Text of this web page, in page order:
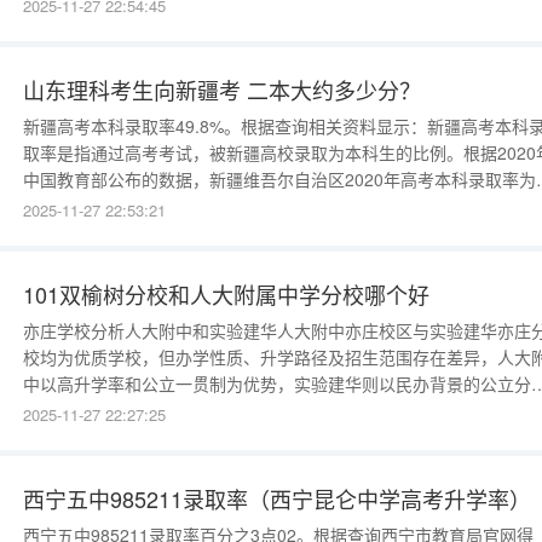
2025-11-27 22:54:45
山东理科考生向新疆考 二本大约多少分？
新疆高考本科录取率49.8%。根据查询相关资料显示：新疆高考本科
取率是指通过高考考试，被新疆高校录取为本科生的比例。根据2020
中国教育部公布的数据，新疆维吾尔自治区2020年高考本科录取率为
49.8%，(MISSING)比上一年上升了2.2个百分点。山东理科考生向新疆
2025-11-27 22:53:21
101双榆树分校和人大附属中学分校哪个好
亦庄学校分析人大附中和实验建华人大附中亦庄校区与实验建华亦庄
校均为优质学校，但办学性质、升学路径及招生范围存在差异，人大
中以高升学率和公立一贯制为优势，实验建华则以民办背景的公立分
和国际化高中为特色。以下为具体分析：一、人大附中亦庄校区学校背
2025-11-27 22:27:25
西宁五中985211录取率（西宁昆仑中学高考升学率）
西宁五中985211录取率百分之3点02。根据查询西宁市教育局官网得